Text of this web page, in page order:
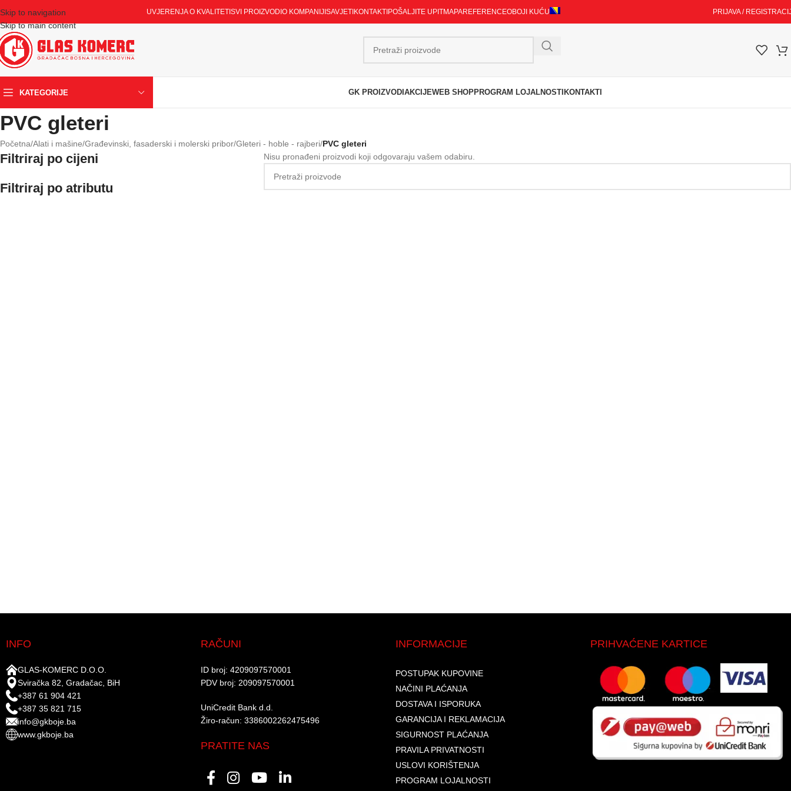
Skip to navigation
Skip to main content
UVJERENJA O KVALITETI SVI PROIZVODI O KOMPANIJI SAVJETI KONTAKTI POŠALJITE UPITMAPAREFERENCEOBOJI KUĆU PRIJAVA /
KATEGORIJE GK PROIZVODI AKCIJEWEB SHOPPROGRAM LOJALNOSTI KONTAKTI
PVC gleteri
Početna/Alati i mašine/Građevinski, fasaderski i molerski pribor/Gleteri - hoble - rajberi/PVC gleteri
Filtriraj po cijeni
Filtriraj po atributu
Nisu pronađeni proizvodi koji odgovaraju vašem odabiru.
INFO
GLAS-KOMERC D.O.O.
Sviračka 82, Gradačac, BiH
+387 61 904 421
+387 35 821 715
info@gkboje.ba
www.gkboje.ba
RAČUNI
ID broj: 4209097570001​
PDV broj: 209097570001 ​
UniCredit Bank d.d.​
Žiro-račun: 3386002262475496​​
PRATITE NAS
INFORMACIJE
POSTUPAK KUPOVINE
NAČINI PLAĆANJA
DOSTAVA I ISPORUKA
GARANCIJA I REKLAMACIJA
SIGURNOST PLAĆANJA
PRAVILA PRIVATNOSTI
USLOVI KORIŠTENJA
PROGRAM LOJALNOSTI
PRIHVAĆENE KARTICE